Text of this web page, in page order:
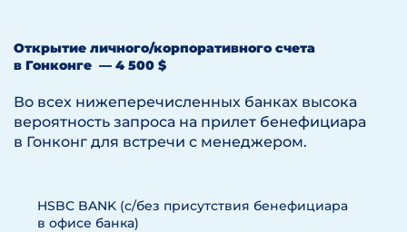
Открытие личного/корпоративного счета
в Гонконге — 4 500 $
Во всех нижеперечисленных банках высока
вероятность запроса на прилет бенефициара
в Гонконг для встречи с менеджером.
HSBC BANK (c/без присутствия бенефициара
в офисе банка)